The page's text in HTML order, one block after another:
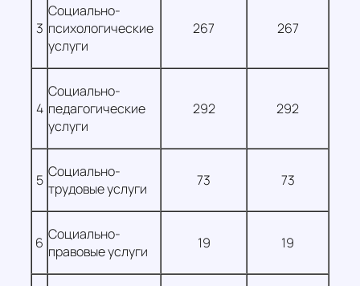
3
Социально-
психологические
услуги
267 267
4
Социально-
педагогические
услуги
292 292
5 Социально-
трудовые услуги
73 73
6 Социально-
правовые услуги
19 19